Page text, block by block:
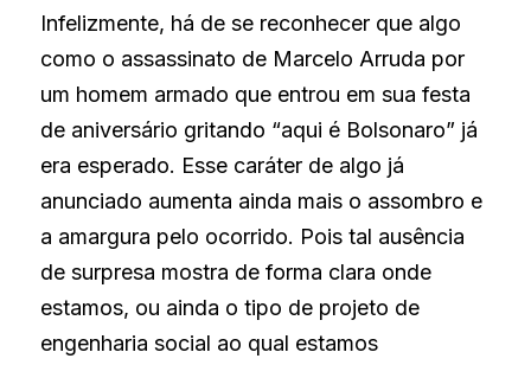
Infelizmente, há de se reconhecer que algo
como o assassinato de Marcelo Arruda por
um homem armado que entrou em sua festa
de aniversário gritando “aqui é Bolsonaro” já
era esperado. Esse caráter de algo já
anunciado aumenta ainda mais o assombro e
a amargura pelo ocorrido. Pois tal ausência
de surpresa mostra de forma clara onde
estamos, ou ainda o tipo de projeto de
engenharia social ao qual estamos